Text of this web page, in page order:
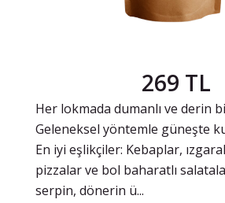
269 TL
Her lokmada dumanlı ve derin
Geleneksel yöntemle güneşte
En iyi eşlikçiler: Kebaplar,
pizzalar ve bol baharatlı
serpin, dönerin ü...